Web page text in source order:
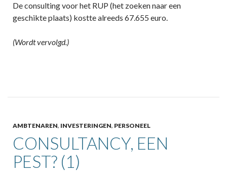
De consulting voor het RUP (het zoeken naar een
geschikte plaats) kostte alreeds 67.655 euro.
(Wordt vervolgd.)
AMBTENAREN, INVESTERINGEN, PERSONEEL
CONSULTANCY, EEN
PEST? (1)